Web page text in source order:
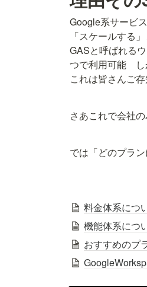
Google系サービ
「スケールする
GASと呼ばれる
つで利用可能　
これは皆さんご
さあこれで会社
では「どのプラ
料金体系につ
機能体系につ
おすすめのプ